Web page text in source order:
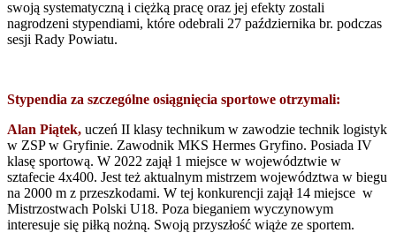
swoją systematyczną i ciężką pracę oraz jej efekty zostali
nagrodzeni stypendiami, które odebrali 27 października br. podczas
sesji Rady Powiatu.
Stypendia za szczególne osiągnięcia sportowe otrzymali:
Alan Piątek, uczeń II klasy technikum w zawodzie technik logistyk
w ZSP w Gryfinie. Zawodnik MKS Hermes Gryfino. Posiada IV
klasę sportową. W 2022 zajął 1 miejsce w województwie w
sztafecie 4x400. Jest też aktualnym mistrzem województwa w biegu
na 2000 m z przeszkodami. W tej konkurencji zajął 14 miejsce w
Mistrzostwach Polski U18. Poza bieganiem wyczynowym
interesuje się piłką nożną. Swoją przyszłość wiąże ze sportem.